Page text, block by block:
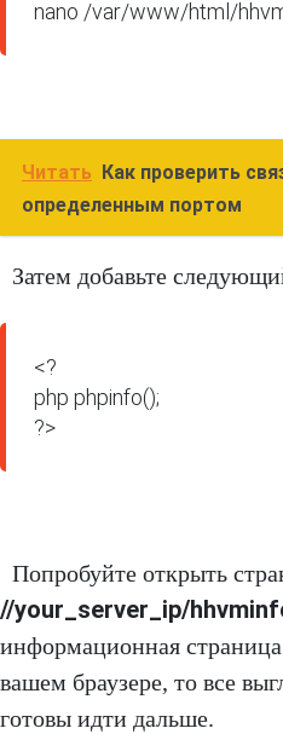
nano /var/www/html/
Читать Как проверить
определенным портом
Затем добавьте
<?
php phpinfo();
?>
Попробуйте открыть
//your_server_ip/
информационная
вашем браузере, то все
готовы идти дальше.